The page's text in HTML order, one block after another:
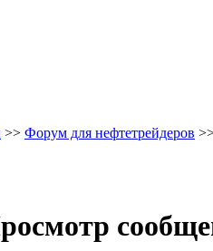
>> Форум для нефтетрейдеров